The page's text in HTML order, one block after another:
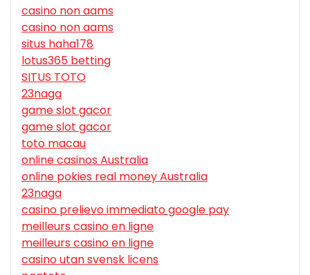
casino non aams
casino non aams
situs haha178
lotus365 betting
SITUS TOTO
23naga
game slot gacor
game slot gacor
toto macau
online casinos Australia
online pokies real money Australia
23naga
casino prelievo immediato google pay
meilleurs casino en ligne
meilleurs casino en ligne
casino utan svensk licens